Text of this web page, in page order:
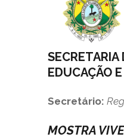
SECRETARIA
EDUCAÇÃO
Secretário:
MOSTRA